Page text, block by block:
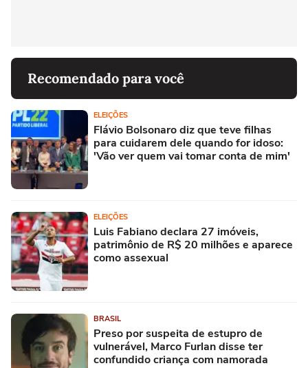
Recomendado para você
ELEIÇÕES
Flávio Bolsonaro diz que teve filhas
para cuidarem dele quando for idoso:
'Vão ver quem vai tomar conta de mim'
ELEIÇÕES
Luis Fabiano declara 27 imóveis,
patrimônio de R$ 20 milhões e aparece
como assexual
BRASIL
Preso por suspeita de estupro de
vulnerável, Marco Furlan disse ter
confundido criança com namorada